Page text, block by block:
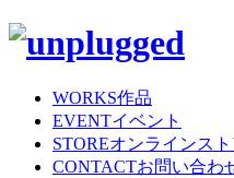
WORKS作品
EVENTイベント
STOREオンラインス
CONTACTお問い合わ